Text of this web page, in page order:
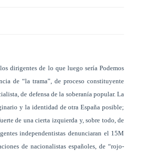
dirigentes de lo que luego sería Podemos
de “la trama”, de proceso constituyente
de defensa de la soberanía popular. La
y la identidad de otra España posible;
de una cierta izquierda y, sobre todo, de
independentistas denunciaran el 15M
de nacionalistas españoles, de “rojo-